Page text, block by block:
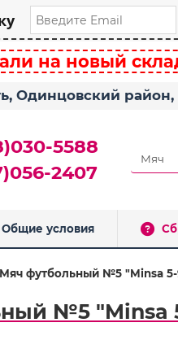
на новый
Одинцовский
5588
2407
Общие условия
Мяч футбольный №5 "Minsa
№5 "Minsa